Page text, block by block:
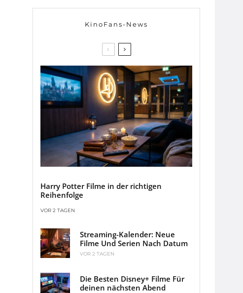
KinoFans-News
Harry Potter Filme in der richtigen
Reihenfolge
VOR 2 TAGEN
Streaming-Kalender: Neue
Filme Und Serien Nach Datum
VOR 2 TAGEN
Die Besten Disney+ Filme Für
deinen nächsten Abend